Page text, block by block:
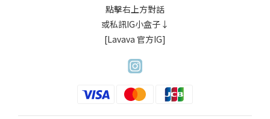
點擊右上方對話
或私訊IG小盒子↓
[Lavava 官方IG]